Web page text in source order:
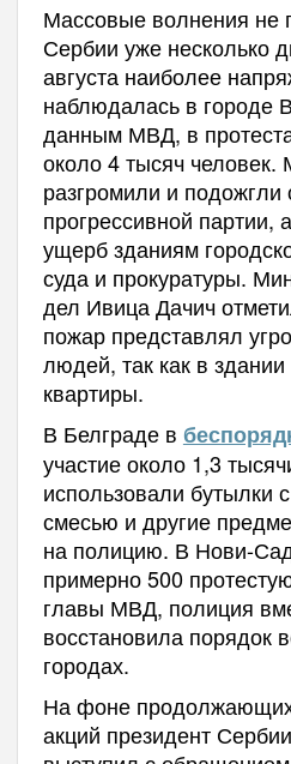
Массовые волнения не
Сербии уже несколько
августа наиболее
наблюдалась в городе
данным МВД, в
около 4 тысяч
разгромили и
прогрессивной партии,
ущерб зданиям
суда и прокуратуры.
дел Ивица Дачич
пожар представлял
людей, так как в
квартиры.
В Белграде в
участие около 1,3
использовали бутылки
смесью и другие
на полицию. В Нови-
примерно 500
главы МВД, полиция
восстановила порядок
городах.
На фоне
акций президент